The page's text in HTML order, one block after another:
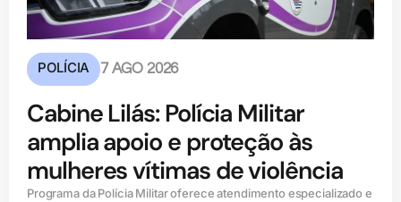
POLÍCIA 7 AGO 2026
Cabine Lilás: Polícia Militar
amplia apoio e proteção às
mulheres vítimas de violência
Programa da Polícia Militar oferece atendimento especializado e